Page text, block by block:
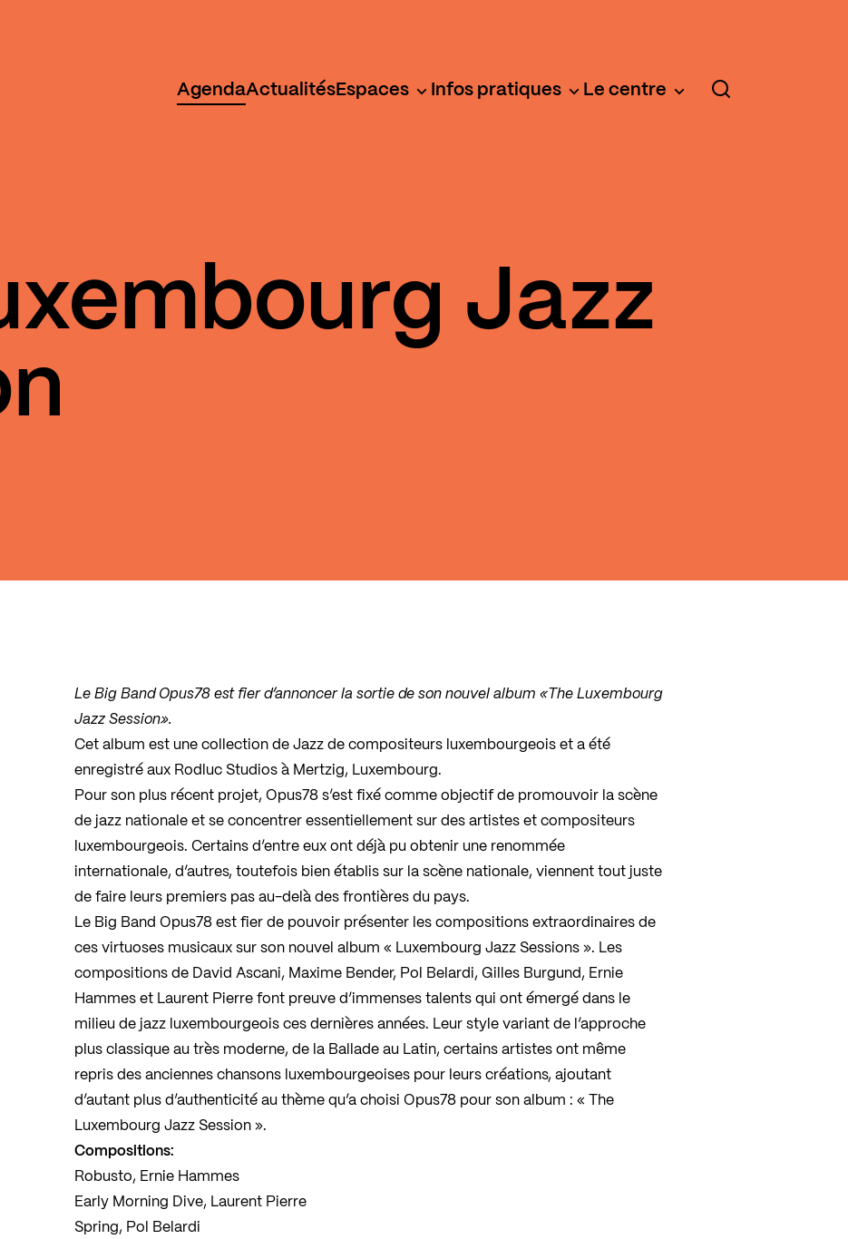
AgendaActualitésEspaces Infos pratiques Le centre
Jazz
Le Big Band Opus78 est fier d’annoncer la sortie de son nouvel album «The Luxembourg
Jazz Session».
Cet album est une collection de Jazz de compositeurs luxembourgeois et a été
enregistré aux Rodluc Studios à Mertzig, Luxembourg.
Pour son plus récent projet, Opus78 s’est fixé comme objectif de promouvoir la scène
de jazz nationale et se concentrer essentiellement sur des artistes et compositeurs
luxembourgeois. Certains d’entre eux ont déjà pu obtenir une renommée
internationale, d’autres, toutefois bien établis sur la scène nationale, viennent tout juste
de faire leurs premiers pas au-delà des frontières du pays.
Le Big Band Opus78 est fier de pouvoir présenter les compositions extraordinaires de
ces virtuoses musicaux sur son nouvel album « Luxembourg Jazz Sessions ». Les
compositions de David Ascani, Maxime Bender, Pol Belardi, Gilles Burgund, Ernie
Hammes et Laurent Pierre font preuve d’immenses talents qui ont émergé dans le
milieu de jazz luxembourgeois ces dernières années. Leur style variant de l’approche
plus classique au très moderne, de la Ballade au Latin, certains artistes ont même
repris des anciennes chansons luxembourgeoises pour leurs créations, ajoutant
d’autant plus d’authenticité au thème qu’a choisi Opus78 pour son album : « The
Luxembourg Jazz Session ».
Compositions:
Robusto, Ernie Hammes
Early Morning Dive, Laurent Pierre
Spring, Pol Belardi